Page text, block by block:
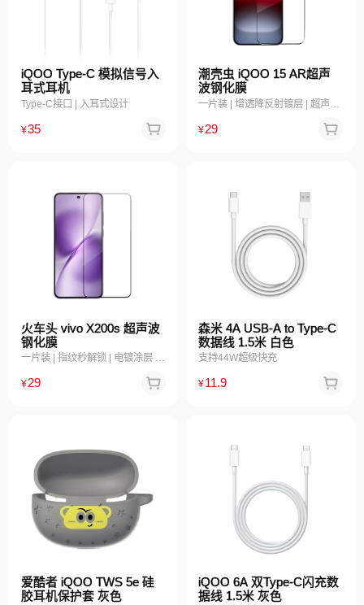
iQOO Type-C 模拟信号入
耳式耳机
Type-C接口 | 入耳式设计
¥35
潮壳虫 iQOO 15 AR超声
波钢化膜
一片装 | 增透降反射镀层 | 超声波指纹解锁 | 防污耐脏（温馨提醒：因存在共用机型性质，手机仅为示意展示）
¥29
火车头 vivo X200s 超声波
钢化膜
一片装 | 指纹秒解锁 | 电镀涂层 | 高清透亮 （温馨提醒：贴钢化膜前需先撕除手机上的高清膜）
¥29
森米 4A USB-A to Type-C
数据线 1.5米 白色
支持44W超级快充
¥11.9
爱酷者 iQOO TWS 5e 硅
胶耳机保护套 灰色
iQOO 6A 双Type-C闪充数
据线 1.5米 灰色